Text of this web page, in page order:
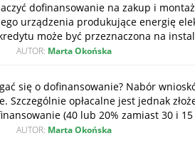
dofinansowanie na zakup i
urządzenia produkujące energię
może być przeznaczona na
AUTOR: Marta Okońska
się o dofinansowanie? Nabór
Szczególnie opłacalne jest jednak
(40 lub 20% zamiast 30 i
AUTOR: Marta Okońska